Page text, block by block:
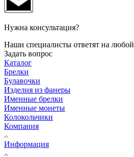
Нужна консультация?
Наши специалисты ответят на
Задать вопрос
Каталог
Брелки
Булавочки
Изделия из фанеры
Именные брелки
Именные монеты
Колокольчики
Компания
Информация